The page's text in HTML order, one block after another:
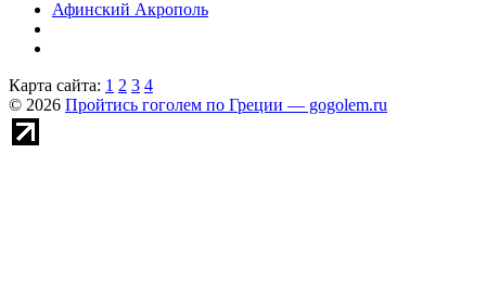
Афинский Акрополь
Карта сайта: 1 2 3 4
© 2026 Пройтись гоголем по Греции — gogolem.ru